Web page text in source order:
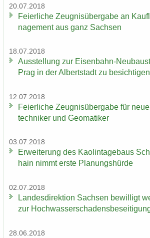
20.07.2018
Fei­er­li­che Zeug­nis­über­ga­be an
nage­ment aus ganz Sach­sen
18.07.2018
Aus­stel­lung zur Eisenbahn-​
Prag in der Al­bert­stadt zu be­sich­ti­gen
12.07.2018
Fei­er­li­che Zeug­nis­über­ga­be für
tech­ni­ker und Geo­ma­ti­ker
03.07.2018
Er­wei­te­rung des Kao­lin­ta­ge­baus
hain nimmt erste Pla­nungs­hür­de
02.07.2018
Lan­des­di­rek­ti­on Sach­sen be­wil­ligt
zur
28.06.2018